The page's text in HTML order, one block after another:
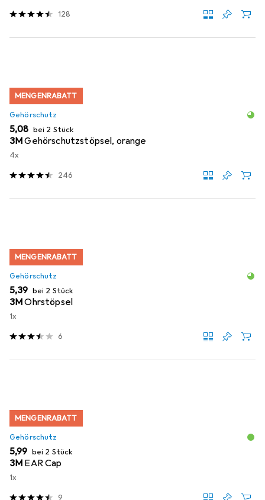
128
MENGENRABATT
Gehörschutz
EUR
5,08 bei 2 Stück
3MGehörschutzstöpsel, orange
4x
246
MENGENRABATT
Gehörschutz
EUR
5,39 bei 2 Stück
3MOhrstöpsel
1x
6
MENGENRABATT
Gehörschutz
EUR
5,99 bei 2 Stück
3M EAR Cap
1x
9